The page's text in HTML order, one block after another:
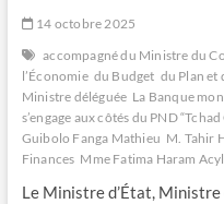
salue
réformes
et
l’engagement
du
Tchad
14 octobre 2025
accompagné du Ministre du
l’Économie du Budget du Plan
Ministre déléguée La Banque
s’engage aux côtés du PND
Guibolo Fanga Mathieu M. Tahir
Finances Mme Fatima Haram Acyl
Le Ministre d’État, Ministre